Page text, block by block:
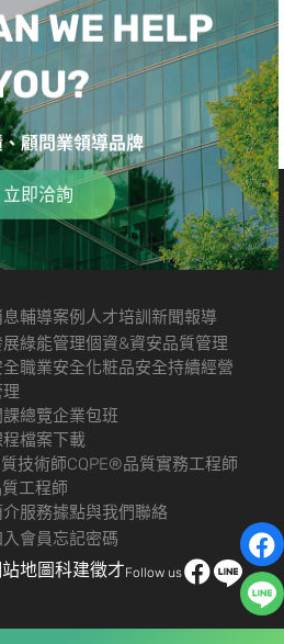
WE HELP
顧問業領導品牌
立即洽詢
息輔導案例 人才培訓新聞報導
展綠能管理個資&資安品質管理
全職業安全化粧品安全持續經營
總覽企業包班
檔案下載
技術師CQPE®品質實務工程師
質工程師
介服務據點與我們聯絡
入會員忘記密碼
地圖科建徵才Follow us